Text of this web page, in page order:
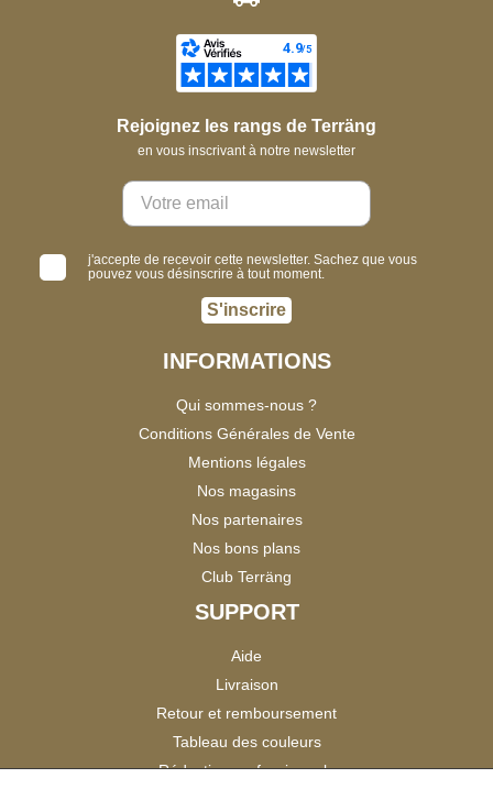
Rejoignez les rangs de Terräng
en vous inscrivant à notre newsletter
j'accepte de recevoir cette newsletter. Sachez que vous
pouvez vous désinscrire à tout moment.
S'inscrire
INFORMATIONS
Qui sommes-nous ?
Conditions Générales de Vente
Mentions légales
Nos magasins
Nos partenaires
Nos bons plans
Club Terräng
SUPPORT
Aide
Livraison
Retour et remboursement
Tableau des couleurs
Réduction professionnels